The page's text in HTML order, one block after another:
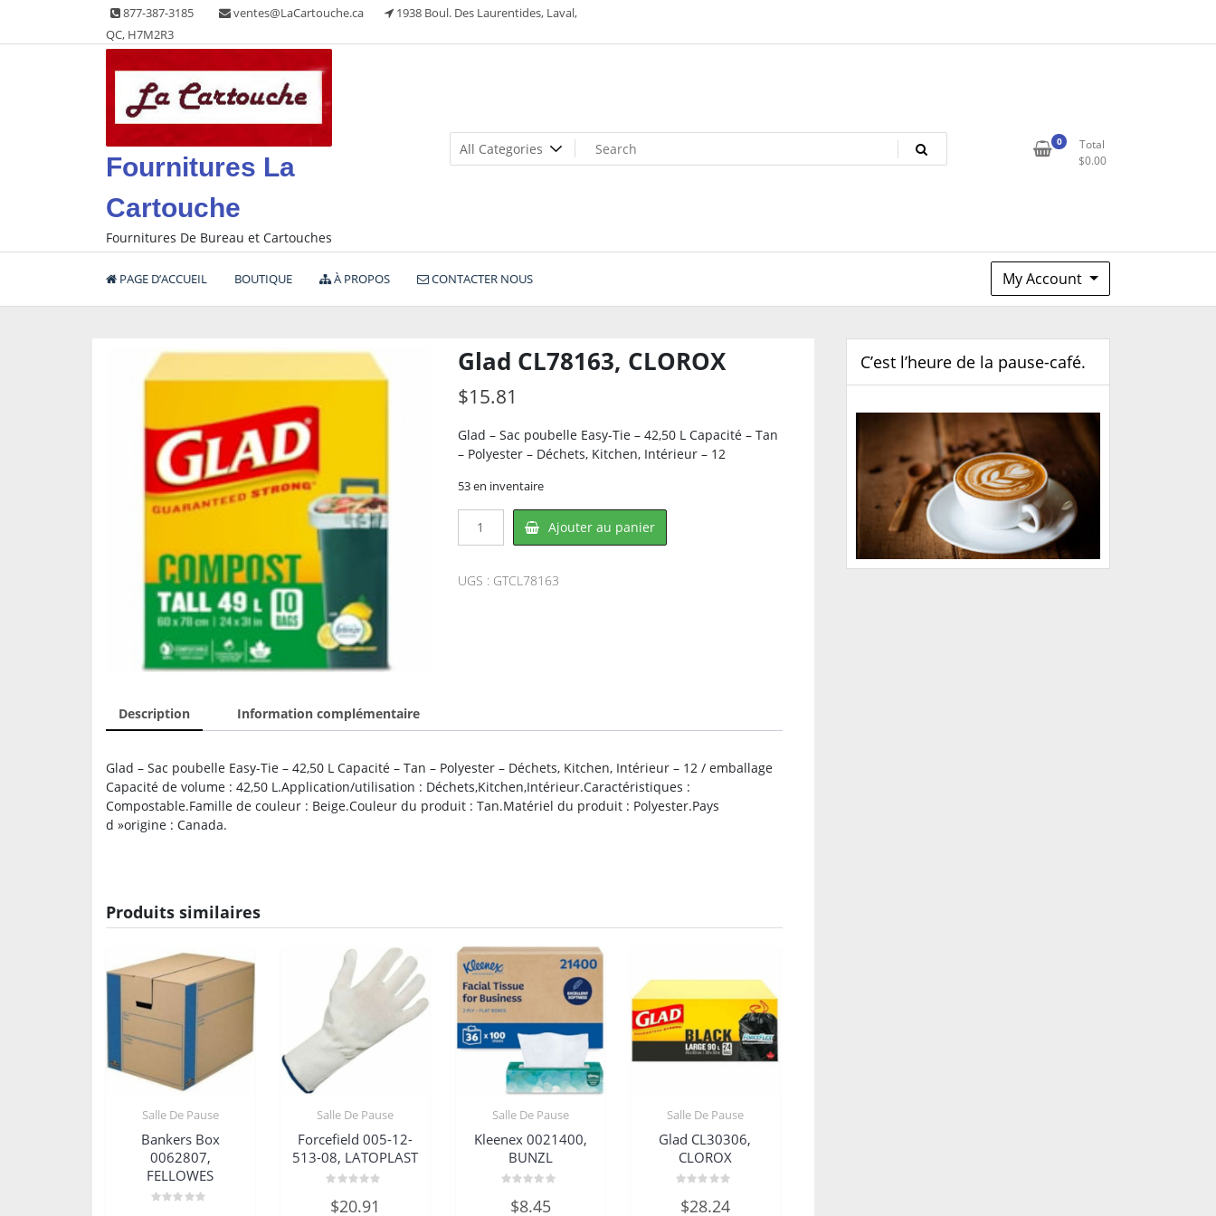
content
877-387-3185 ventes@LaCartouche.ca
1938 Boul. Des Laurentides, Laval,
QC, H7M2R3
Fournitures La
Cartouche
Fournitures De Bureau et Cartouches
0
Total
$0.00
PAGE D’ACCUEIL BOUTIQUE À PROPOS CONTACTER NOUS My Account
Glad CL78163, CLOROX
$15.81
Glad – Sac poubelle Easy-Tie – 42,50 L Capacité – Tan
– Polyester – Déchets, Kitchen, Intérieur – 12
53 en inventaire
CL78163,
Ajouter au panier
UGS : GTCL78163
Description Information complémentaire
Glad – Sac poubelle Easy-Tie – 42,50 L Capacité – Tan – Polyester – Déchets, Kitchen, Intérieur – 12 / emballage
Capacité de volume : 42,50 L.Application/utilisation : Déchets,Kitchen,Intérieur.Caractéristiques :
Compostable.Famille de couleur : Beige.Couleur du produit : Tan.Matériel du produit : Polyester.Pays
d »origine : Canada.
Produits similaires
Salle De Pause
Bankers Box
0062807,
FELLOWES
Salle De Pause
Forcefield 005-12-
513-08, LATOPLAST
0$20.91
Salle De Pause
Kleenex 0021400,
BUNZL
$8.45
Salle De Pause
Glad CL30306,
CLOROX
0$28.24
C’est l’heure de la pause-café.